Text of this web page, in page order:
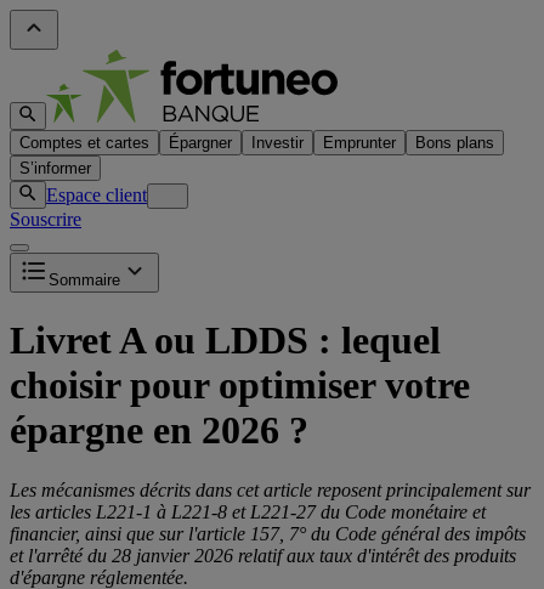
Comptes et cartes Épargner Investir Emprunter
Bons plans
S’informer
Espace client
Souscrire
Sommaire
Livret A ou LDDS : lequel
choisir pour optimiser votre
épargne en 2026 ?
Les mécanismes décrits dans cet article reposent principalement sur
les articles L221-1 à L221-8 et L221-27 du Code monétaire et
financier, ainsi que sur l'article 157, 7° du Code général des impôts
et l'arrêté du 28 janvier 2026 relatif aux taux d'intérêt des produits
d'épargne réglementée.